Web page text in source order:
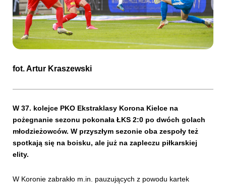
SKLEP KUP BILET
fot.Artur Kraszewski
W 37. kolejce PKO Ekstraklasy Korona Kielce na
pożegnanie sezonu pokonała ŁKS 2:0 po dwóch golach
młodzieżowców. W przyszłym sezonie oba zespoły też
spotkają się na boisku, ale już na zapleczu piłkarskiej
elity.
W Koronie zabrakło m.in. pauzujących z powodu kartek